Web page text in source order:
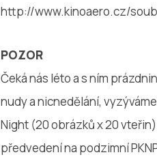
http://www.kinoaero.cz/
POZOR
Čeká nás léto a s ním
nudy a nicnedělání,
Night (20 obrázků x 20
předvedení na podzimní